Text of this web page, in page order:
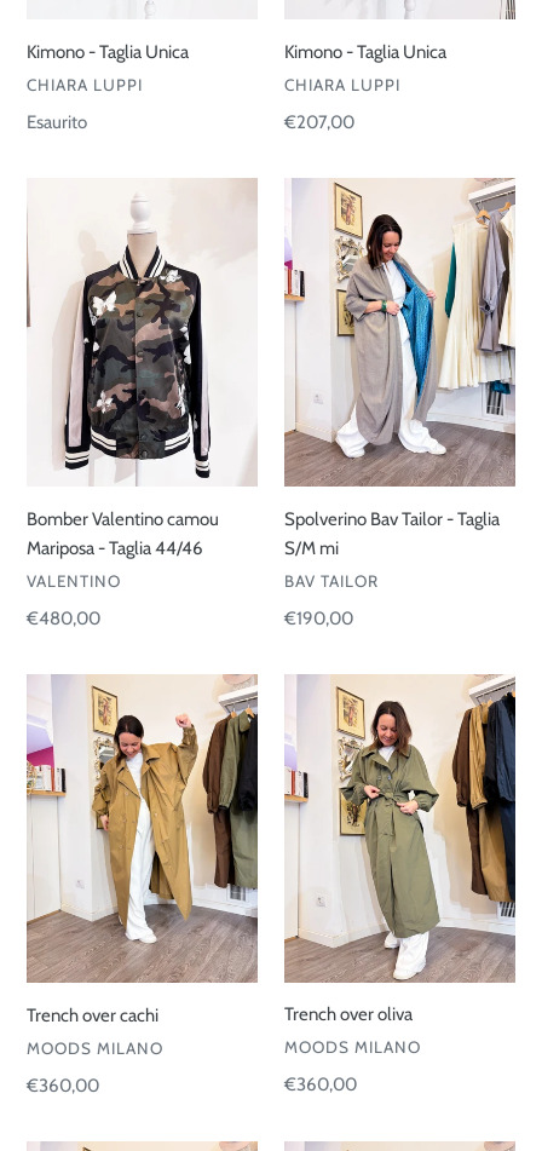
Kimono - Taglia Unica
VENDITORE
CHIARA LUPPI
Prezzo
Esaurito
Kimono - Taglia Unica
VENDITORE
CHIARA LUPPI
Prezzo
listino
€207,00
Valentino
Mariposa
-
Taglia
44/46
Bomber Valentino camou
Mariposa - Taglia 44/46
VENDITORE
VALENTINO
Prezzo
listino
€480,00
Spolverino
Tailor
-
Taglia
Spolverino Bav Tailor - Taglia
S/M mi
VENDITORE
BAV TAILOR
Prezzo
listino
€190,00
Trench
over
cachi
Trench over cachi
VENDITORE
MOODS MILANO
Prezzo
listino
€360,00
Trench
oliva
Trench over oliva
VENDITORE
MOODS MILANO
Prezzo
listino
€360,00